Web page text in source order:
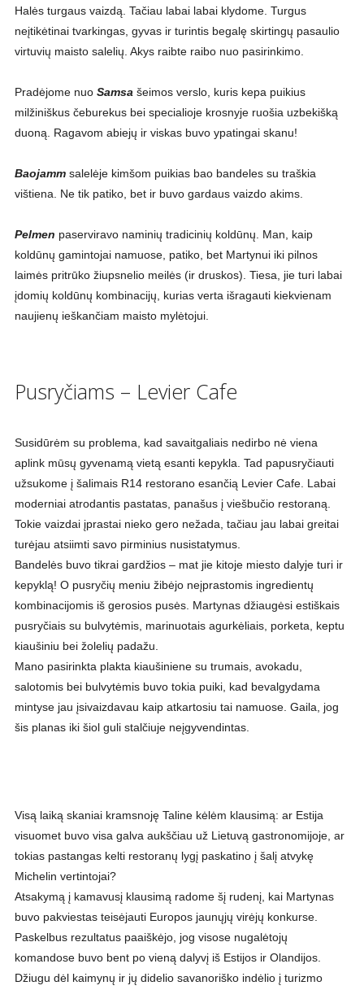
Halės turgaus vaizdą. Tačiau labai labai klydome. Turgus
neįtikėtinai tvarkingas, gyvas ir turintis begalę skirtingų pasaulio
virtuvių maisto salelių. Akys raibte raibo nuo pasirinkimo.
Pradėjome nuo Samsa šeimos verslo, kuris kepa puikius
milžiniškus čeburekus bei specialioje krosnyje ruošia uzbekišką
duoną. Ragavom abiejų ir viskas buvo ypatingai skanu!
Baojammsalelėje kimšom puikias bao bandeles su traškia
vištiena. Ne tik patiko, bet ir buvo gardaus vaizdo akims.
Pelmen paserviravo naminių tradicinių koldūnų. Man, kaip
koldūnų gamintojai namuose, patiko, bet Martynui iki pilnos
laimės pritrūko žiupsnelio meilės (ir druskos). Tiesa, jie turi labai
įdomių koldūnų kombinacijų, kurias verta išragauti kiekvienam
naujienų ieškančiam maisto mylėtojui.
Pusryčiams – Levier Cafe
Susidūrėm su problema, kad savaitgaliais nedirbo nė viena
aplink mūsų gyvenamą vietą esanti kepykla. Tad papusryčiauti
užsukome į šalimais R14 restorano esančią Levier Cafe. Labai
moderniai atrodantis pastatas, panašus į viešbučio restoraną.
Tokie vaizdai įprastai nieko gero nežada, tačiau jau labai greitai
turėjau atsiimti savo pirminius nusistatymus.
Bandelės buvo tikrai gardžios – mat jie kitoje miesto dalyje turi ir
kepyklą! O pusryčių meniu žibėjo neįprastomis ingredientų
kombinacijomis iš gerosios pusės. Martynas džiaugėsi estiškais
pusryčiais su bulvytėmis, marinuotais agurkėliais, porketa, keptu
kiaušiniu bei žolelių padažu.
Mano pasirinkta plakta kiaušiniene su trumais, avokadu,
salotomis bei bulvytėmis buvo tokia puiki, kad bevalgydama
mintyse jau įsivaizdavau kaip atkartosiu tai namuose. Gaila, jog
šis planas iki šiol guli stalčiuje neįgyvendintas.
Visą laiką skaniai kramsnoję Taline kėlėm klausimą: ar Estija
visuomet buvo visa galva aukščiau už Lietuvą gastronomijoje, ar
tokias pastangas kelti restoranų lygį paskatino į šalį atvykę
Michelin vertintojai?
Atsakymą į kamavusį klausimą radome šį rudenį, kai Martynas
buvo pakviestas teisėjauti Europos jaunųjų virėjų konkurse.
Paskelbus rezultatus paaiškėjo, jog visose nugalėtojų
komandose buvo bent po vieną dalyvį iš Estijos ir Olandijos.
Džiugu dėl kaimynų ir jų didelio savanoriško indėlio į turizmo